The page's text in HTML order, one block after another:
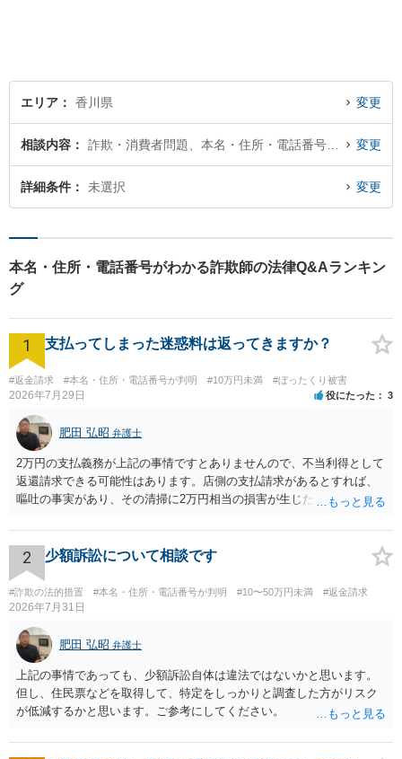
エリア 香川県 変更
相談内容 変更
詳細条件 未選択 変更
本名・住所・電話番号がわかる詐欺師の法律Q&Aランキン
グ
1 支払ってしまった迷惑料は返ってきますか？
#返金請求 #本名・住所・電話番号が判明 #10万円未満 #ぼったくり被害
2026年7月29日 役にたった 3
肥田 弘昭 弁護士
2万円の支払義務が上記の事情ですとありませんので、不当利得として
返還請求できる可能性はあります。店側の支払請求があるとすれば、
嘔吐の事実があり、その清掃に2万円相当の損害が生じた場合です。ご
2 少額訴訟について相談です
#詐欺の法的措置 #本名・住所・電話番号が判明 #10〜50万円未満 #返金請求
2026年7月31日
肥田 弘昭 弁護士
上記の事情であっても、少額訴訟自体は違法ではないかと思います。
但し、住民票などを取得して、特定をしっかりと調査した方がリスク
が低減するかと思います。ご参考にしてください。